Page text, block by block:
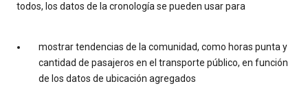
todos, los datos de la cronología se pueden usar para
mostrar tendencias de la comunidad, como horas punta y
cantidad de pasajeros en el transporte público, en función
de los datos de ubicación agregados